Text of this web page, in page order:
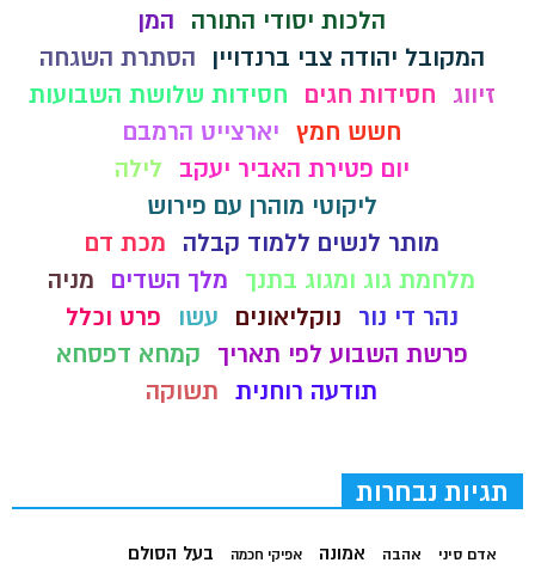
הלכות יסודי התורה
המן
המקובל יהודה צבי ברנדויין
הסתרת השגחה
זיווג
חסידות חגים
חסידות שלושת השבועות
חשש חמץ יארצייט הרמבם
יום פטירת האביר יעקב
לילה
ליקוטי מוהרן עם פירוש
מותר לנשים ללמוד קבלה
מכת דם
מלחמת גוג ומגוג בתנך
מלך השדים
מניה
נהר די נור
נוקליאונים עשו
פרט וכלל
פרשת השבוע לפי תאריך
קמחא דפסחא
תודעה רוחנית תשוקה
תגיות נבחרות
אדם סיני אהבה אמונה אפיקי חכמה בעל הסולם